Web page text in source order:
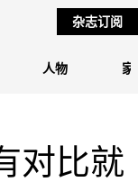
人物 家
杂志订阅
对比就